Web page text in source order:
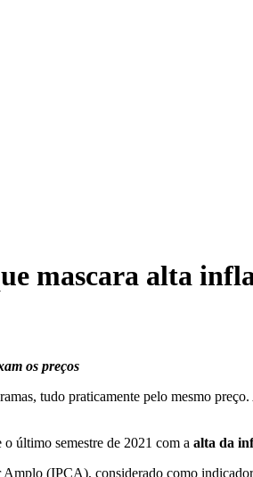
mascara alta
os preços
tudo praticamente pelo mesmo
último semestre de 2021 com a alta da
(IPCA), considerado como